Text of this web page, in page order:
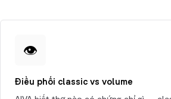
👁️
Điều phối classic vs volume